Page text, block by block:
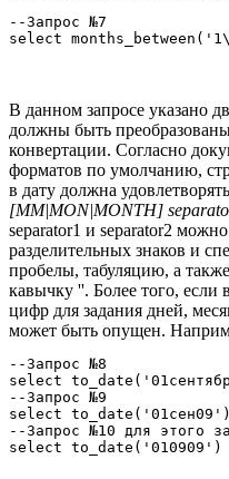
--Запрос №7
select
В данном запросе указано
должны быть
конвертации. Согласно
форматов по умолчанию,
в дату должна
[MM|MON|MONTH]
separator1 и separator2
разделительных знаков и
пробелы, табуляцию, а
кавычку ''. Более того, если
цифр для задания дней,
может быть опущен.
--Запрос №8
select
--Запрос №9
select
--Запрос №10 для этого
select to_date('010909')